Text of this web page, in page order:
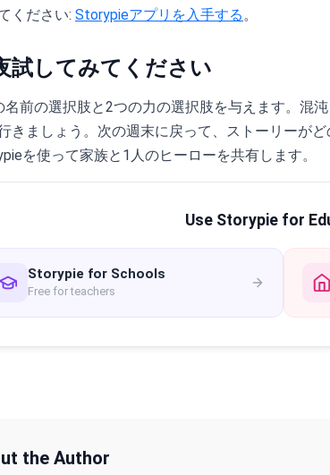
ください: Storypieアプリを入手する。
試してみてください
名前の選択肢と2つの力の選択肢を与えます。混
きましょう。次の週末に戻って、ストーリーがど
を使って家族と1人のヒーローを共有します。
Use Storypie for
Storypie for Schools
Free for teachers
the Author